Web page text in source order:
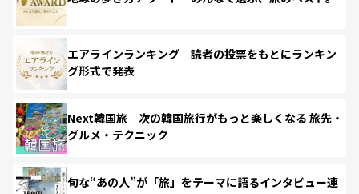
エアラインランキング 読者の投票をもとにランキン
グ形式で発表
Next韓国旅 次の韓国旅行がもっと楽しくなる 旅先・
グルメ・テクニック
旬な“あの人”が「旅」をテーマに語るインタビュー連